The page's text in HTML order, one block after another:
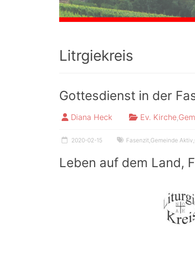
Litrgiekreis
Gottesdienst in der
Diana Heck Ev. Kirche,
2020-02-15 Fasenzit Gemeinde Aktiv
Leben auf dem Land,